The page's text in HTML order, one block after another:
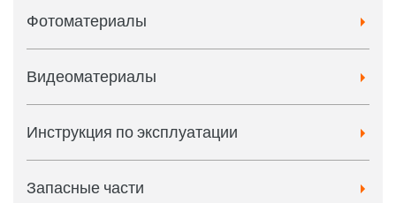
Фотоматериалы
Видеоматериалы
Инструкция по эксплуатации
Запасные части